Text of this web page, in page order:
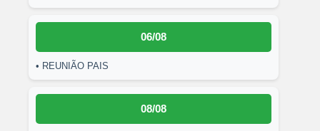
06/08
• REUNIÃO PAIS
08/08